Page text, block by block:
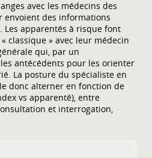
avec les médecins des
envoient des informations
Les apparentés à risque font
classique » avec leur médecin
qui, par un
antécédents pour les orienter
La posture du spécialiste en
donc alterner en fonction de
vs apparenté), entre
et interrogation,